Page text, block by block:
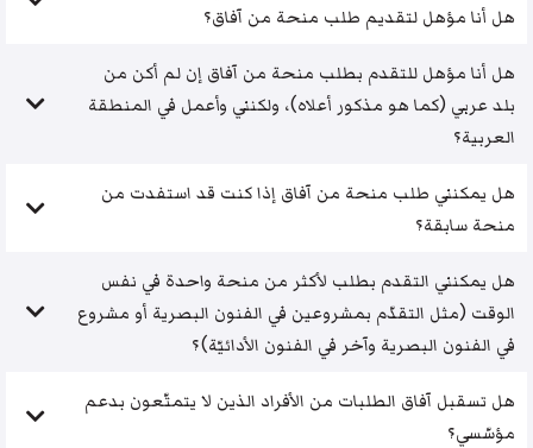
هل أنا مؤهل لتقديم طلب منحة من آفاق؟
هل أنا مؤهل للتقدم بطلب منحة من آفاق إن لم أكن من
بلد عربي (كما هو مذكور أعلاه)، ولكنني وأعمل في المنطقة
العربية؟
هل يمكنني طلب منحة من آفاق إذا كنت قد استفدت من
منحة سابقة؟
هل يمكنني التقدم بطلب لأكثر من منحة واحدة في نفس
الوقت (مثل التقدّم بمشروعين في الفنون البصرية أو مشروع
في الفنون البصرية وآخر في الفنون الأدائيّة)؟
هل تسقبل آفاق الطلبات من الأفراد الذين لا يتمتّعون بدعم
مؤسّسي؟